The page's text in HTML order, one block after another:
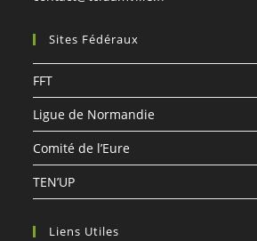
Sites Fédéraux
FFT
Ligue de Normandie
Comité de l’Eure
TEN’UP
Liens Utiles